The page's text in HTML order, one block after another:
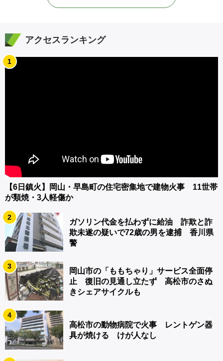
アクセスランキング
1
【6日鎮火】岡山・早島町の住宅密集地で建物火事 11世帯
が類焼・3人軽傷か
2
ガソリン代金を払わずに給油 詐欺と詐
欺未遂の疑いで72歳の男を逮捕 香川県
警
3
岡山市の「ももちゃり」サービス全面停
止 復旧の見通し立たず 高松市のさぬ
きシェアサイクルも
4
高松市の動物病院で火事 レントゲン器
具が焼ける けが人なし